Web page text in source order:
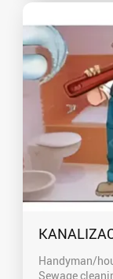
Handyman/
Sewage